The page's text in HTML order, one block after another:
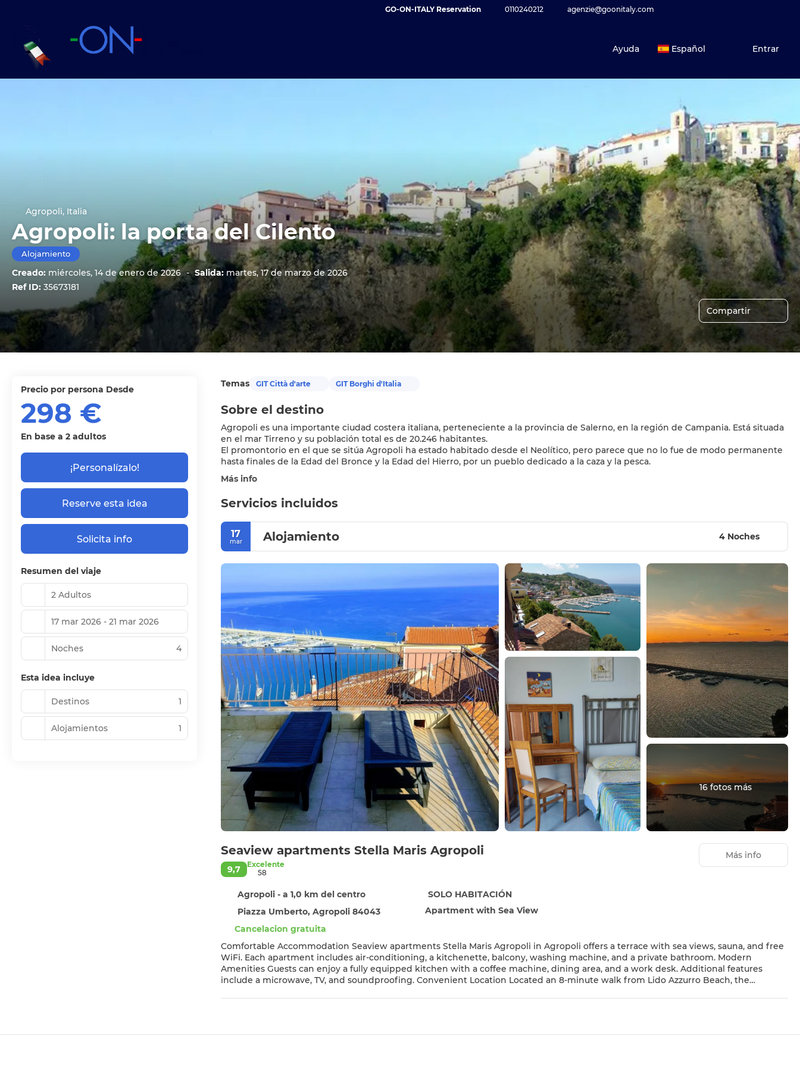
GO-ON-ITALY Reservation 0110240212 agenzie@goonitaly.com
Ayuda Español Entrar
Agropoli, Italia
Agropoli: la porta del Cilento
Alojamiento
Creado: miércoles, 14 de enero de 2026 - Salida: martes, 17 de marzo de 2026
Ref ID: 35673181
Compartir
Temas GIT Città d'arte GIT Borghi d'Italia
Sobre el destino
Agropoli es una importante ciudad costera italiana, perteneciente a la provincia de Salerno, en la región de Campania. Está situada
en el mar Tirreno y su población total es de 20.246 habitantes.
El promontorio en el que se sitúa Agropoli ha estado habitado desde el Neolítico, pero parece que no lo fue de modo permanente
hasta finales de la Edad del Bronce y la Edad del Hierro, por un pueblo dedicado a la caza y la pesca.
Más info
Servicios incluidos
17
mar Alojamiento 4 Noches
16 fotos más
Seaview apartments Stella Maris Agropoli
9,7
Excelente
58
Agropoli - a 1,0 km del centro
SOLO HABITACIÓN
Piazza Umberto, Agropoli 84043
Apartment with Sea View
Cancelacion gratuita
Comfortable Accommodation Seaview apartments Stella Maris Agropoli in Agropoli offers a terrace with sea views, sauna, and free
WiFi. Each apartment includes air-conditioning, a kitchenette, balcony, washing machine, and a private bathroom. Modern
Amenities Guests can enjoy a fully equipped kitchen with a coffee machine, dining area, and a work desk. Additional features
include a microwave, TV, and soundproofing. Convenient Location Located an 8-minute walk from Lido Azzurro Beach, the
Más info
precio por persona Desde
298 €
En base a 2 adultos
¡Personalízalo!
Reserve esta idea
Solicita info
Resumen del viaje
2 Adultos
17 mar 2026 - 21 mar 2026
Noches 4
Esta idea incluye
Destinos 1
Alojamientos 1